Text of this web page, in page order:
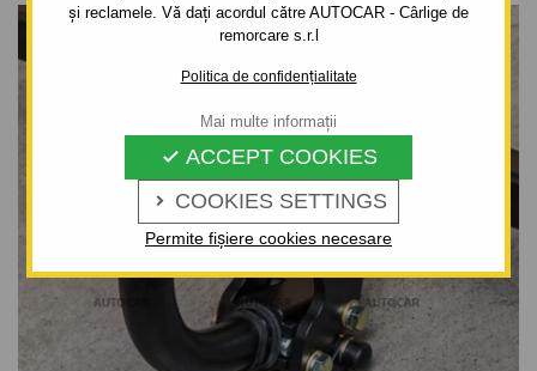
și reclamele. Vă dați acordul către AUTOCAR - Cârlige de
remorcare s.r.l
Politica de confidențialitate
 COOKIES SETTINGS
 ACCEPT COOKIES
Permite fișiere cookies necesare
Mai multe informații